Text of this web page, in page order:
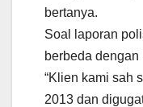
bertanya.
Soal laporan
berbeda
“Klien kami sah
2013 dan